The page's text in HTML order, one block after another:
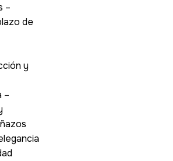
–
de
y
–